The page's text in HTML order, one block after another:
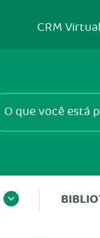
CRM Virtual